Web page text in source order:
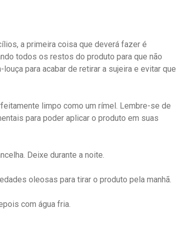
a primeira coisa que deverá fazer é
todos os restos do produto para que não
para acabar de retirar a sujeira e evitar que
limpo como um rímel. Lembre-se de
para poder aplicar o produto em suas
Deixe durante a noite.
oleosas para tirar o produto pela manhã.
com água fria.